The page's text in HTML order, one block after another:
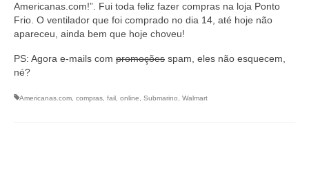
Americanas.com!”. Fui toda feliz fazer compras na loja Ponto
Frio. O ventilador que foi comprado no dia 14, até hoje não
apareceu, ainda bem que hoje choveu!
PS: Agora e-mails com promoções spam, eles não esquecem,
né?
Americanas.com, compras, fail , online, Submarino, Walmart